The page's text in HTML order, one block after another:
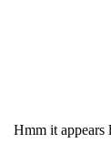
Hmm it appears